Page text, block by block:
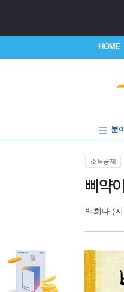
HOME
분
소득공제
삐약
백희나 (